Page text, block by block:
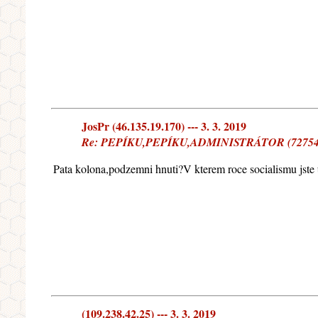
JosPr (46.135.19.170) --- 3. 3. 2019
Re: PEPÍKU,PEPÍKU,ADMINISTRÁTOR
Pata kolona,podzemni hnuti?V kterem roce socialismu jste
(109.238.42.25) --- 3. 3. 2019